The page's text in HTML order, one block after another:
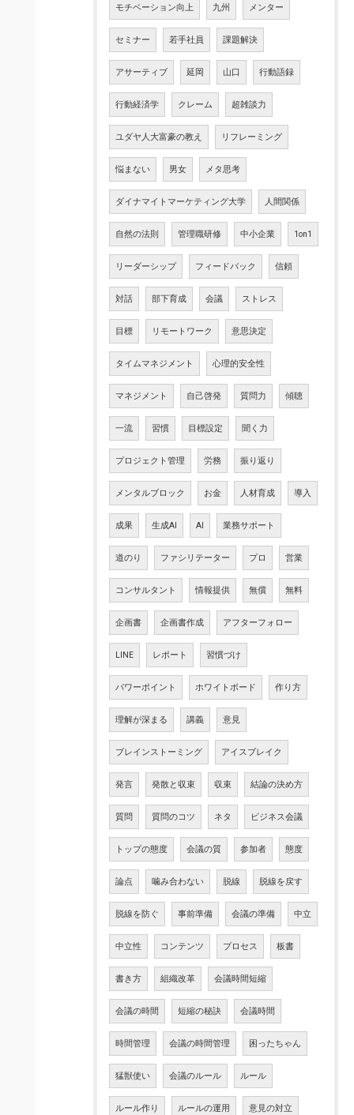
モチベーション向上 九州 メンター
セミナー 若手社員 課題解決
アサーティブ 延岡 山口 行動語録
行動経済学 クレーム 超雑談力
ユダヤ人大富豪の教え リフレーミング
悩まない 男女 メタ思考
ダイナマイトマーケティング大学 人間関係
自然の法則 管理職研修 中小企業 1on1
リーダーシップ フィードバック 信頼
対話 部下育成 会議 ストレス
目標 リモートワーク 意思決定
タイムマネジメント 心理的安全性
マネジメント 自己啓発 質問力 傾聴
一流 習慣 目標設定 聞く力
プロジェクト管理 労務 振り返り
メンタルブロック お金 人材育成 導入
成果 生成AI AI 業務サポート
道のり ファシリテーター プロ 営業
コンサルタント 情報提供 無償 無料
企画書 企画書作成 アフターフォロー
LINE レポート 習慣づけ
パワーポイント ホワイトボード 作り方
理解が深まる 講義 意見
ブレインストーミング アイスブレイク
発言 発散と収束 収束 結論の決め方
質問 質問のコツ ネタ ビジネス会議
トップの態度 会議の質 参加者 態度
論点 噛み合わない 脱線 脱線を戻す
脱線を防ぐ 事前準備 会議の準備 中立
中立性 コンテンツ プロセス 板書
書き方 組織改革 会議時間短縮
会議の時間 短縮の秘訣 会議時間
時間管理 会議の時間管理 困ったちゃん
猛獣使い 会議のルール ルール
ルール作り ルールの運用 意見の対立